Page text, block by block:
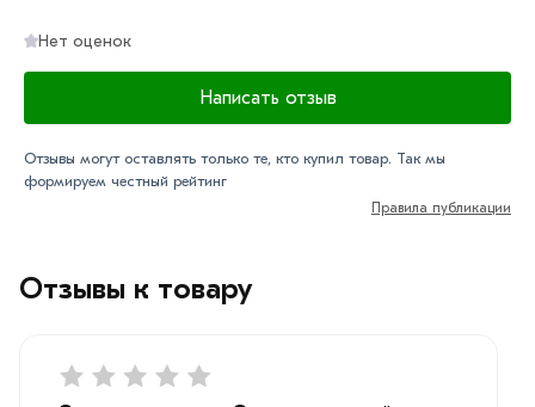
Отзывы к товару
Нет оценок
Написать отзыв
Отзывы могут оставлять только те, кто купил товар. Так мы
формируем честный рейтинг
Правила публикации